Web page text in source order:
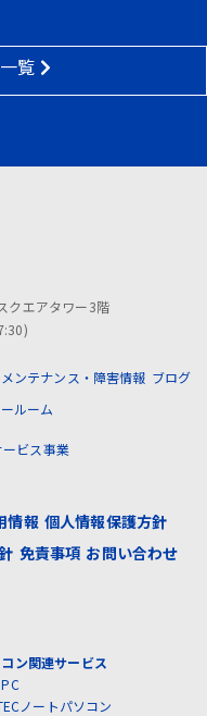
覧
クエアタワー3階
メンテナンス・障害情報 ブログ
ルーム
ビス事業
情報 個人情報保護方針
免責事項 お問い合わせ
ン関連サービス
ノートパソコン